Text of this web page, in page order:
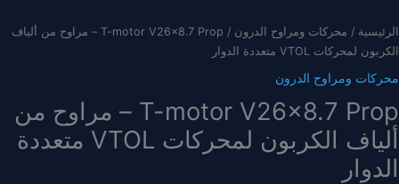
الرئيسية / محركات ومراوح الدرون
/ T-motor V26x8.7 Prop – مراوح من ألياف
الكربون لمحركات VTOL متعددة الدوار
محركات ومراوح الدرون
T-motor V26x8.7 Prop – مراوح من
ألياف الكربون لمحركات VTOL متعددة
الدوار